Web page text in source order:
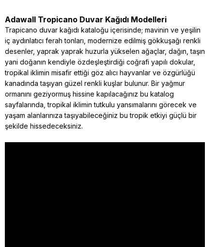
Adawall Tropicano Duvar Kağıdı Modelleri
Trapicano duvar kağıdı kataloğu içerisinde; mavinin ve yeşilin
iç aydınlatıcı ferah tonları, modernize edilmiş gökkuşağı renkli
desenler, yaprak yaprak huzurla yükselen ağaçlar, dağın, taşın
yani doğanın kendiyle özdeşleştirdiği coğrafi yapılı dokular,
tropikal iklimin misafir ettiği göz alıcı hayvanlar ve özgürlüğü
kanadında taşıyan güzel renkli kuşlar bulunur. Bir yağmur
ormanını geziyormuş hissine kapılacağınız bu katalog
sayfalarında, tropikal iklimin tutkulu yansımalarını görecek ve
yaşam alanlarınıza taşıyabileceğiniz bu tropik etkiyi güçlü bir
şekilde hissedeceksiniz.